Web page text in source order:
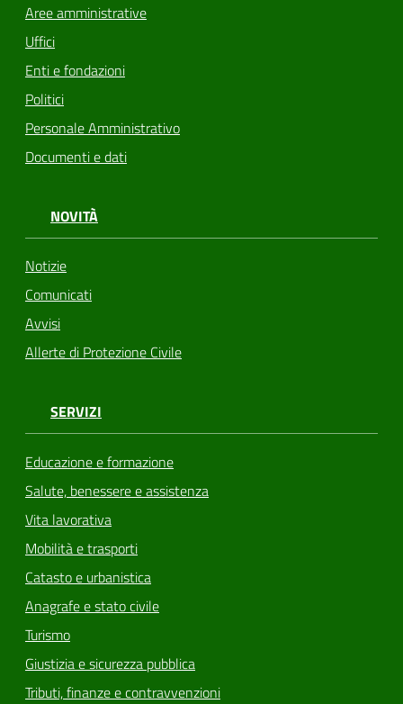
Aree amministrative
Uffici
Enti e fondazioni
Politici
Personale Amministrativo
Documenti e dati
NOVITÀ
Notizie
Comunicati
Avvisi
Allerte di Protezione Civile
SERVIZI
Educazione e formazione
Salute, benessere e assistenza
Vita lavorativa
Mobilità e trasporti
Catasto e urbanistica
Anagrafe e stato civile
Turismo
Giustizia e sicurezza pubblica
Tributi, finanze e contravvenzioni